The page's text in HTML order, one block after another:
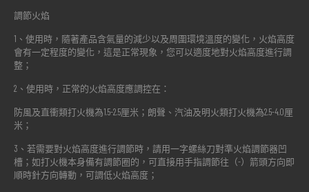
調節火焰
1、使用時，隨著產品含氣量的減少以及周圍環境溫度的變化，火焰高度
會有一定程度的變化，這是正常現象，您可以適度地對火焰高度進行調
整；
2、使用時，正常的火焰高度應調控在：
防風及直衝類打火機為1.5-2.5厘米；朗聲、汽油及明火類打火機為2.5-4.0厘
米；
3、若需要對火焰高度進行調節時，請用一字螺絲刀對準火焰調節器凹
槽；如打火機本身備有調節圈的，可直接用手指調節往（-）箭頭方向即
順時針方向轉動，可調低火焰高度；